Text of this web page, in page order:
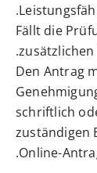
Fällt die
zusätzlichen
Den Antrag
schriftlich
zuständigen
Online-